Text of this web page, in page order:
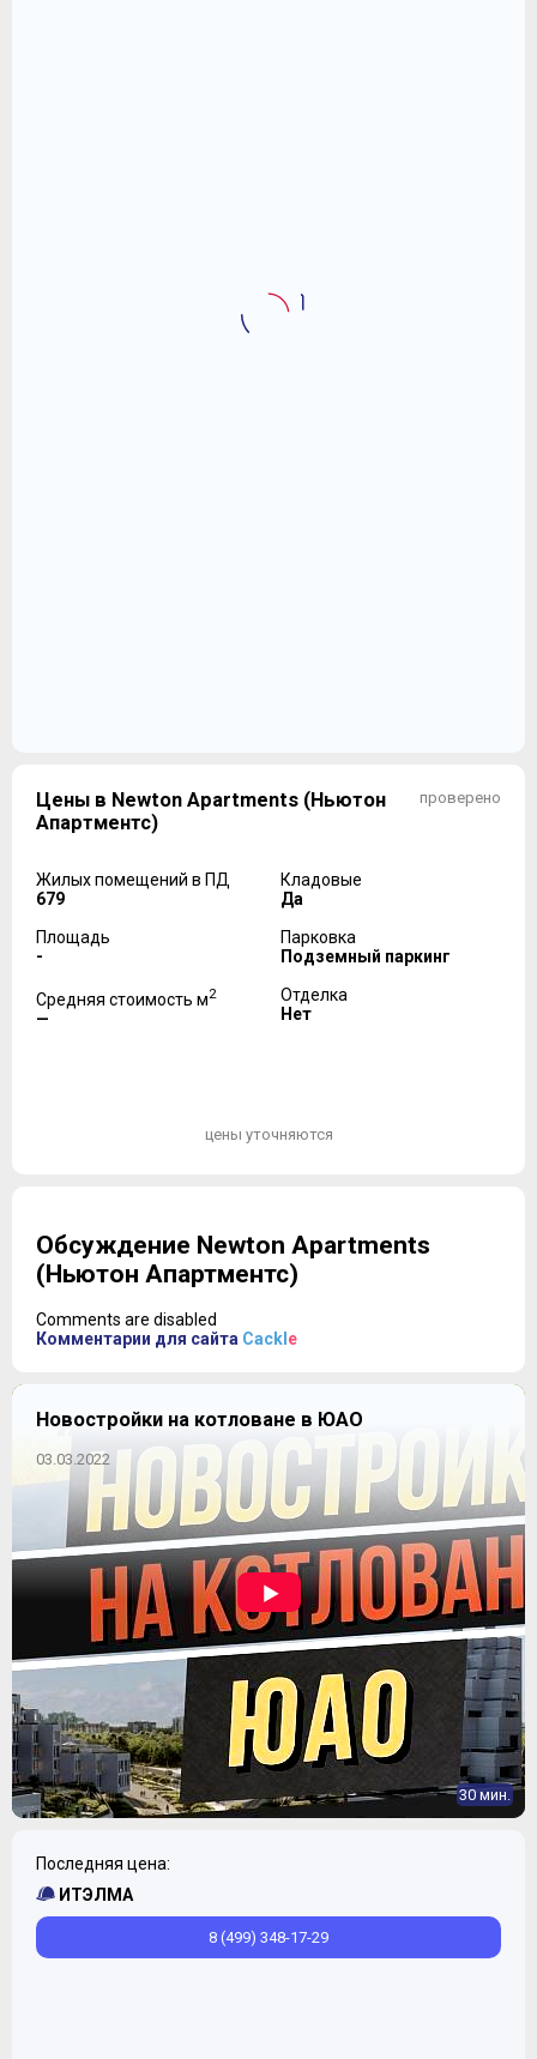
проверено
Цены в Newton Apartments (Ньютон
Апартментс)
Жилых помещений в ПД
679
Площадь
-
Средняя стоимость м2
—
Кладовые
Да
Парковка
Подземный паркинг
Отделка
Нет
цены уточняются
Обсуждение Newton Apartments
(Ньютон Апартментс)
Comments are disabled
Комментарии для сайта Cackl e
Новостройки на котловане в ЮАО
03.03.2022
30 мин.
Последняя цена:
ИТЭЛМА
8 (499) 348-17-29